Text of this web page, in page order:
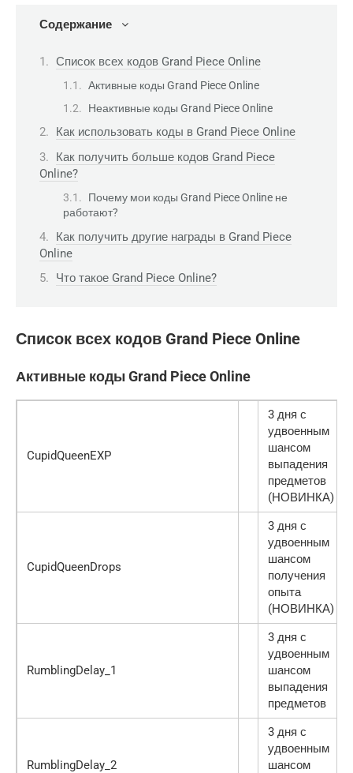
Содержание
Список всех кодов Grand Piece Online
Активные коды Grand Piece Online
Неактивные коды Grand Piece Online
Как использовать коды в Grand Piece Online
Как получить больше кодов Grand Piece
Online?
Почему мои коды Grand Piece Online не
работают?
Как получить другие награды в Grand Piece
Online
Что такое Grand Piece Online?
Список всех кодов Grand Piece Online
Активные коды Grand Piece Online
CupidQueenEXP
3 дня с
удвоенным
шансом
выпадения
предметов
(НОВИНКА)
CupidQueenDrops
3 дня с
удвоенным
шансом
получения
опыта
(НОВИНКА)
RumblingDelay_1
3 дня с
удвоенным
шансом
выпадения
предметов
RumblingDelay_2
3 дня с
удвоенным
шансом